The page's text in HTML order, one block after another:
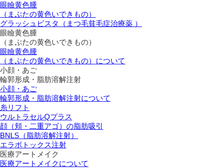
眼瞼黄色腫
（まぶたの黄色いできもの）
グラッシュビスタ（まつ毛貧毛症治療薬 ）
眼瞼黄色腫
（まぶたの黄色いできもの）
眼瞼黄色腫
（まぶたの黄色いできもの）について
小顔・あご
輪郭形成・脂肪溶解注射
小顔・あご
輪郭形成・脂肪溶解注射について
糸リフト
ウルトラセルQプラス
顔（頬・二重アゴ）の脂肪吸引
BNLS（脂肪溶解注射）
エラボトックス注射
医療アートメイク
医療アートメイクについて